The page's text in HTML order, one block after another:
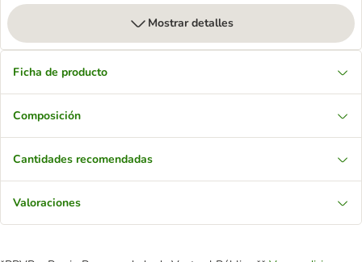
Mostrar detalles
Ficha de producto
Composición
Cantidades recomendadas
Valoraciones